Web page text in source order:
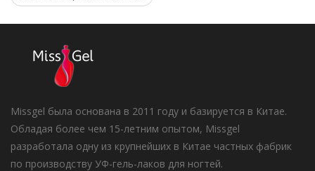
Missgel была основана в 2011 году и базируется в Китае.
Обладая более чем 15-летним опытом, Missgel
разработала одну из крупнейших в Китае частных фабрик
по производству УФ-гель-лаков для ногтей.